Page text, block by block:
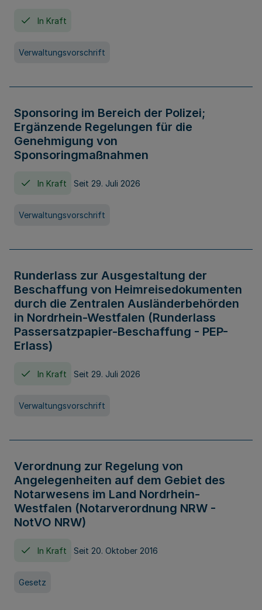
In Kraft
Verwaltungsvorschrift
Sponsoring im Bereich der Polizei;
Ergänzende Regelungen für die
Genehmigung von
Sponsoringmaßnahmen
In Kraft Seit 29. Juli 2026
Verwaltungsvorschrift
Runderlass zur Ausgestaltung der
Beschaffung von Heimreisedokumenten
durch die Zentralen Ausländerbehörden
in Nordrhein-Westfalen (Runderlass
Passersatzpapier-Beschaffung - PEP-
Erlass)
In Kraft Seit 29. Juli 2026
Verwaltungsvorschrift
Verordnung zur Regelung von
Angelegenheiten auf dem Gebiet des
Notarwesens im Land Nordrhein-
Westfalen (Notarverordnung NRW -
NotVO NRW)
In Kraft Seit 20. Oktober 2016
Gesetz